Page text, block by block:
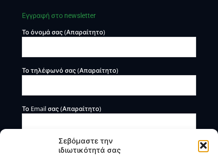
Σεβόμαστε την
ιδιωτικότητά σας
Εγγραφή στο newsletter
Το όνομά σας (Απαραίτητο)
Το τηλέφωνό σας (Απαραίτητο)
Το Email σας (Απαραίτητο)